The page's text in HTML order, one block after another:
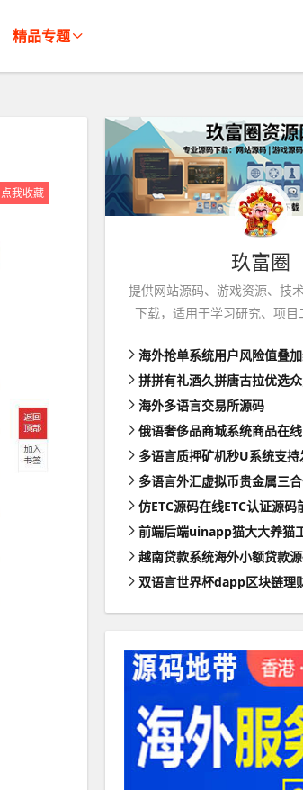
精品专题
点我收藏
玖富圈
提供网站源码、游戏资源、技
下载，适用于学习研究、项目
海外抢单系统用户风险值叠加组打针
拼拼有礼酒久拼唐古拉优选众力邦惠乐优选
海外多语言交易所源码
俄语奢侈品商城系统商品在
多语言质押矿机秒U系统支持发行新
多语言外汇虚拟币贵金属三
仿ETC源码在线ETC认证源
前端后端uinapp猫大大养猫工具做任务看广告邀好
越南贷款系统海外小额贷款
双语言世界杯dapp区块链理财球星NFT